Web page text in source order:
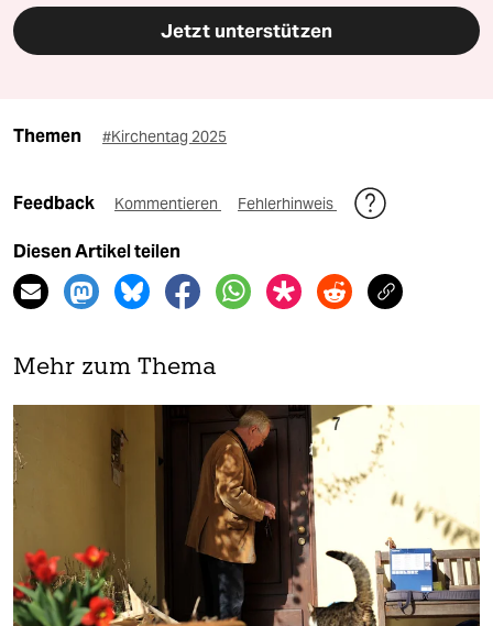
Jetzt unterstützen
Themen #Kirchentag 2025
Feedback Kommentieren Fehlerhinweis
Diesen Artikel teilen
Mehr zum Thema